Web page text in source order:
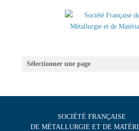
Sélectionner une page
SOCIÉTÉ FRANÇAISE
DE MÉTALLURGIE ET DE